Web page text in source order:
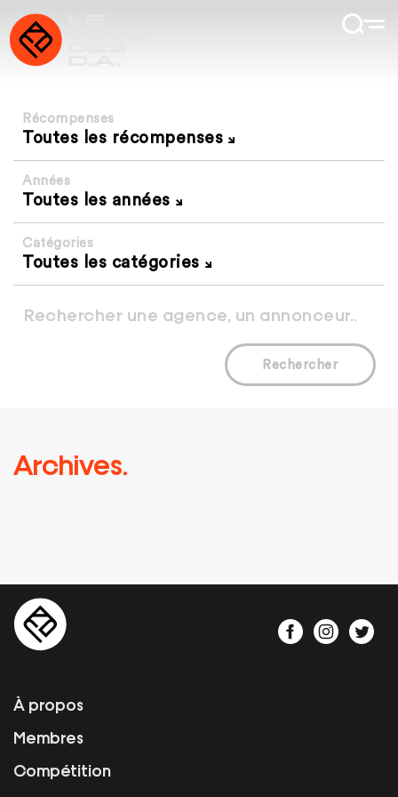
Récompenses
Toutes les récompenses
Années
Toutes les années
Catégories
Toutes les catégories
Rechercher
Archives.
À propos
Membres
Compétition